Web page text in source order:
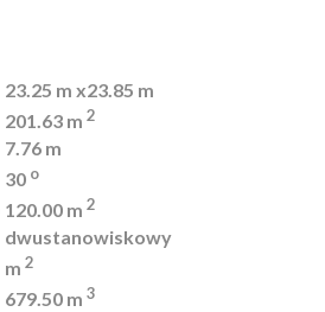
23.25 m x23.85 m
201.63 m 2
7.76 m
30 o
120.00 m 2
dwustanowiskowy
m 2
679.50 m 3